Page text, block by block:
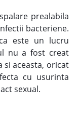
prealabila
bacteriene.
este un lucru
nu a fost creat
si aceasta, oricat
cu usurinta
sexual.